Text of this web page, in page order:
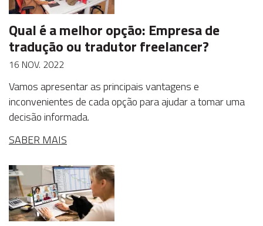
Qual é a melhor opção: Empresa de
tradução ou tradutor freelancer?
16 NOV. 2022
Vamos apresentar as principais vantagens e
inconvenientes de cada opção para ajudar a tomar uma
decisão informada.
SABER MAIS